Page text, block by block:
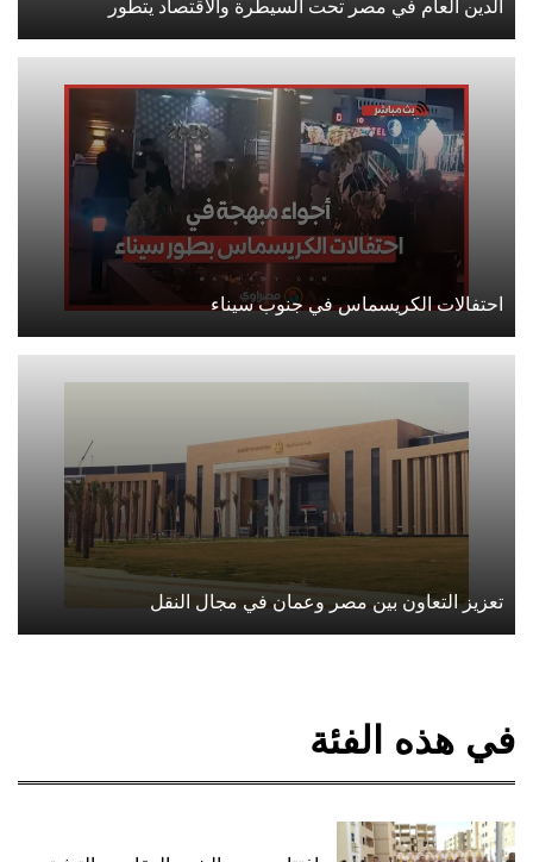
الدين العام في مصر تحت السيطرة والاقتصاد يتطور
احتفالات الكريسماس في جنوب سيناء
تعزيز التعاون بين مصر وعمان في مجال النقل
في هذه الفئة